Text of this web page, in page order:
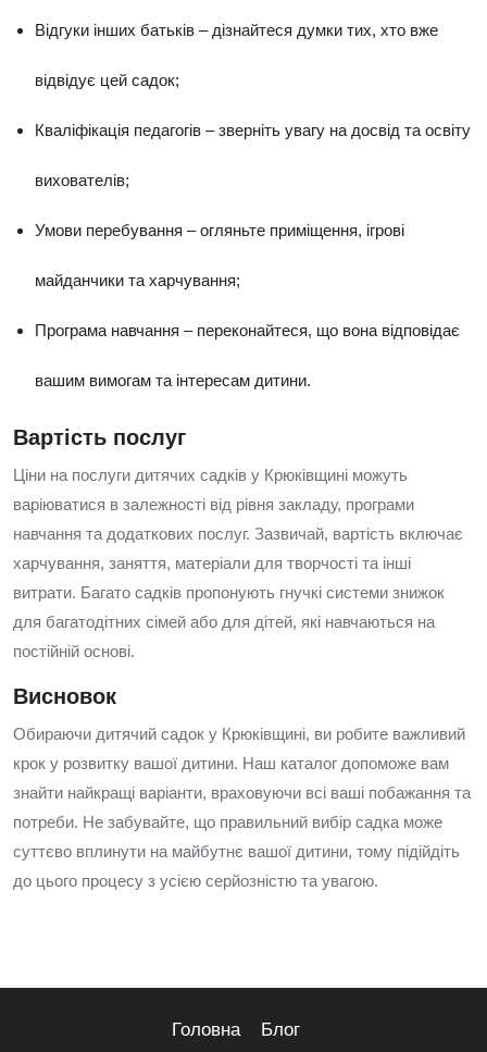
Відгуки інших батьків – дізнайтеся думки тих, хто вже
відвідує цей садок;
Кваліфікація педагогів – зверніть увагу на досвід та освіту
вихователів;
Умови перебування – огляньте приміщення, ігрові
майданчики та харчування;
Програма навчання – переконайтеся, що вона відповідає
вашим вимогам та інтересам дитини.
Вартість послуг
Ціни на послуги дитячих садків у Крюківщині можуть
варіюватися в залежності від рівня закладу, програми
навчання та додаткових послуг. Зазвичай, вартість включає
харчування, заняття, матеріали для творчості та інші
витрати. Багато садків пропонують гнучкі системи знижок
для багатодітних сімей або для дітей, які навчаються на
постійній основі.
Висновок
Обираючи дитячий садок у Крюківщині, ви робите важливий
крок у розвитку вашої дитини. Наш каталог допоможе вам
знайти найкращі варіанти, враховуючи всі ваші побажання та
потреби. Не забувайте, що правильний вибір садка може
суттєво вплинути на майбутнє вашої дитини, тому підійдіть
до цього процесу з усією серйозністю та увагою.
Головна Блог